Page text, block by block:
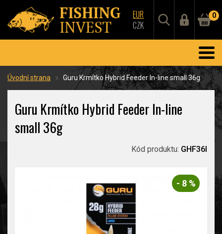
EUR
CZK
0
Úvodní strana Guru Krmítko Hybrid Feeder In-line small 36g
Guru Krmítko Hybrid Feeder In-line
small 36g
Kód produktu: GHF36I
- 8 %